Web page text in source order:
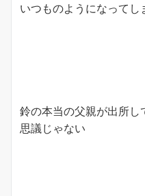
いつものようになってし
鈴の本当の父親が出所し
思議じゃない